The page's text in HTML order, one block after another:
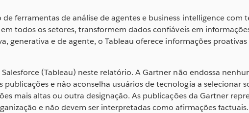
ferramentas de análise de agentes e business intelligence com
todos os setores, transformem dados confiáveis ​​em
generativa e de agente, o Tableau oferece informações proativas
(Tableau) neste relatório. A Gartner não endossa
publicações e não aconselha usuários de tecnologia a selecionar
mais altas ou outra designação. As publicações da Gartner
e não devem ser interpretadas como afirmações